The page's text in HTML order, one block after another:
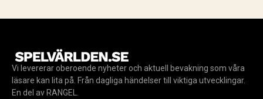
Vi levererar oberoende nyheter och aktuell bevakning som våra
läsare kan lita på. Från dagliga händelser till viktiga utvecklingar.
En del av RANGEL.